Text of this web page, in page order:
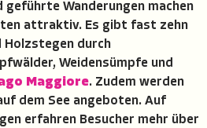
Wanderungen machen
attraktiv. Es gibt fast zehn
Holzstegen durch
Weidensümpfe und
Maggiore. Zudem werden
dem See angeboten. Auf
erfahren Besucher mehr über